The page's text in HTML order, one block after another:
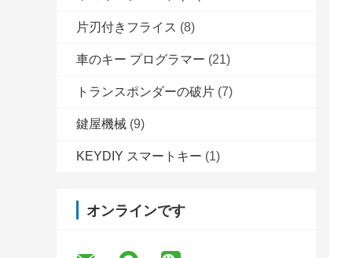
片刃付きフライス (8)
車のキー プログラマー (21)
トランスポンダーの破片 (7)
鍵屋機械 (9)
KEYDIY スマートキー (1)
オンラインです